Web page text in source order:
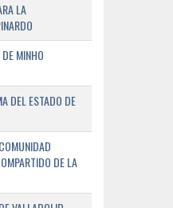
LA
MINHO
DEL ESTADO DE
DE LA